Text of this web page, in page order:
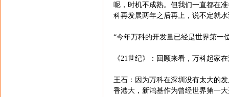
呢，时机不成熟。但我们一直都在
科再发展两年之后再上，说不定就
“今年万科的开发量已经是世界第一
《21世纪》：回顾来看，万科起家
王石：因为万科在深圳没有太大的
香港大，新鸿基作为曾经世界第一